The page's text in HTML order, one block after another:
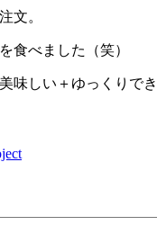
文。
食べました（笑）
味しい＋ゆっくりで